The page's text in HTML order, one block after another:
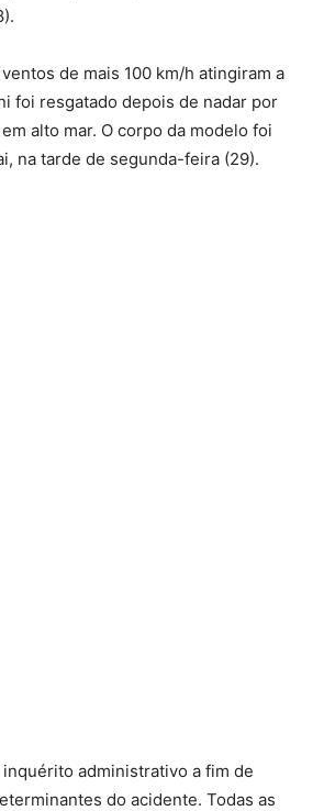
de mais 100 km/h atingiram a
foi resgatado depois de nadar por
alto mar. O corpo da modelo foi
na tarde de segunda-feira (29).
inquérito administrativo a fim de
do acidente. Todas as